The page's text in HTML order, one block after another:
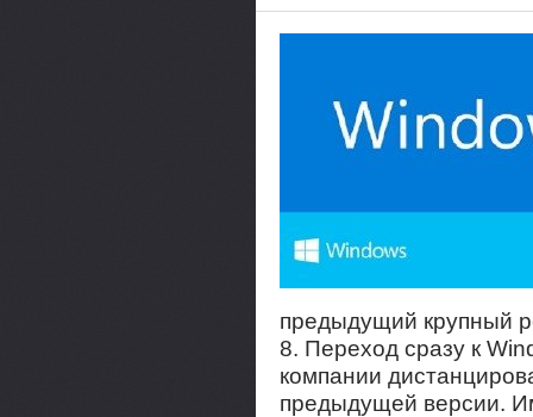
предыдущий крупный
8. Переход сразу к
компании
предыдущей версии.